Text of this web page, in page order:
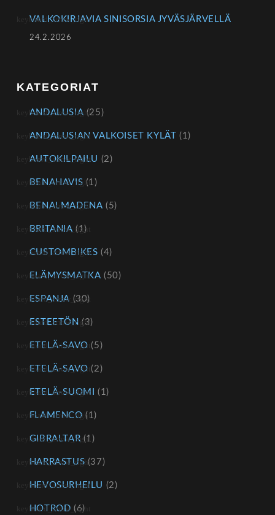
VALKOKIRJAVIA SINISORSIA JYVÄSJÄRVELLÄ
24.2.2026
KATEGORIAT
ANDALUSIA (25)
ANDALUSIAN VALKOISET KYLÄT (1)
AUTOKILPAILU (2)
BENAHAVIS (1)
BENALMADENA (5)
BRITANIA (1)
CUSTOMBIKES (4)
ELÄMYSMATKA (50)
ESPANJA (30)
ESTEETÖN (3)
ETELÄ-SAVO (5)
ETELÄ-SAVO (2)
ETELÄ-SUOMI (1)
FLAMENCO (1)
GIBRALTAR(1)
HARRASTUS (37)
HEVOSURHEILU (2)
HOTROD (6)